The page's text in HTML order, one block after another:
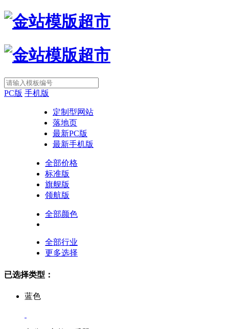
PC版 手机版
定制型网站
落地页
最新PC版
最新手机版
全部价格
标准版
旗舰版
领航版
全部颜色
全部行业
更多选择
已选择类型：
蓝色